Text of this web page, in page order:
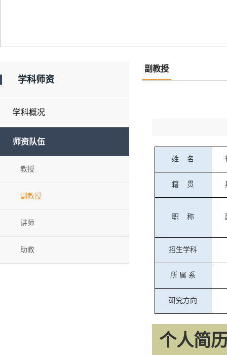
学科师资
学科概况
师资队伍
教授
副教授
讲师
助教
副教授
姓 名
籍 贯
职 称
招生学科
所 属 系
研究方向
个人简